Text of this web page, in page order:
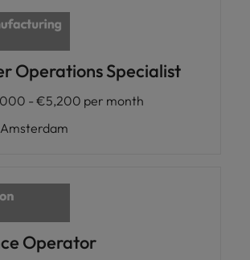
Operations Specialist
- €5,200 per month
Amsterdam
Operator